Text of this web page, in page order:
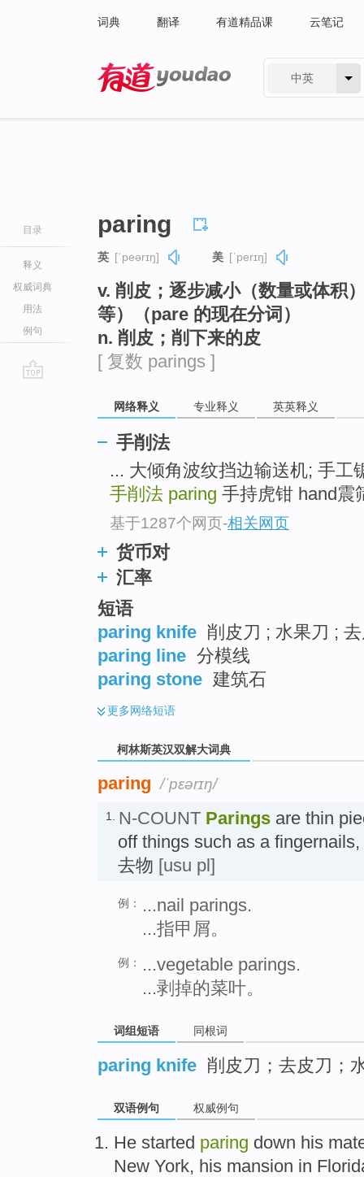
词典 翻译 有道精品课 云笔记
中英
目录
释义
权威词典
用法
例句
paring
英 [ˈpeərɪŋ] 美 [ˈperɪŋ]
v. 削皮；逐步减小（数量或体积
等）（pare 的现在分词）
n. 削皮；削下来的皮
[ 复数 parings ]
网络释义 专业释义 英英释义
手削法
... 大倾角波纹挡边输送机; 手工
手削法 paring 手持虎钳 hand震
基于1287个网页-相关网页
货币对
汇率
短语
paring knife 削皮刀 ; 水果刀 ;
paring line 分模线
paring stone 建筑石
更多网络短语
柯林斯英汉双解大词典
paring /ˈpɛərɪŋ/
1. N-COUNT Parings are thin
off things such as a
去物 [usu pl]
例：
...nail parings.
...指甲屑。
例：
...vegetable parings.
...剥掉的菜叶。
词组短语 同根词
paring knife 削皮刀；去皮刀；
双语例句 权威例句
He started paring down his
New York, his mansion in